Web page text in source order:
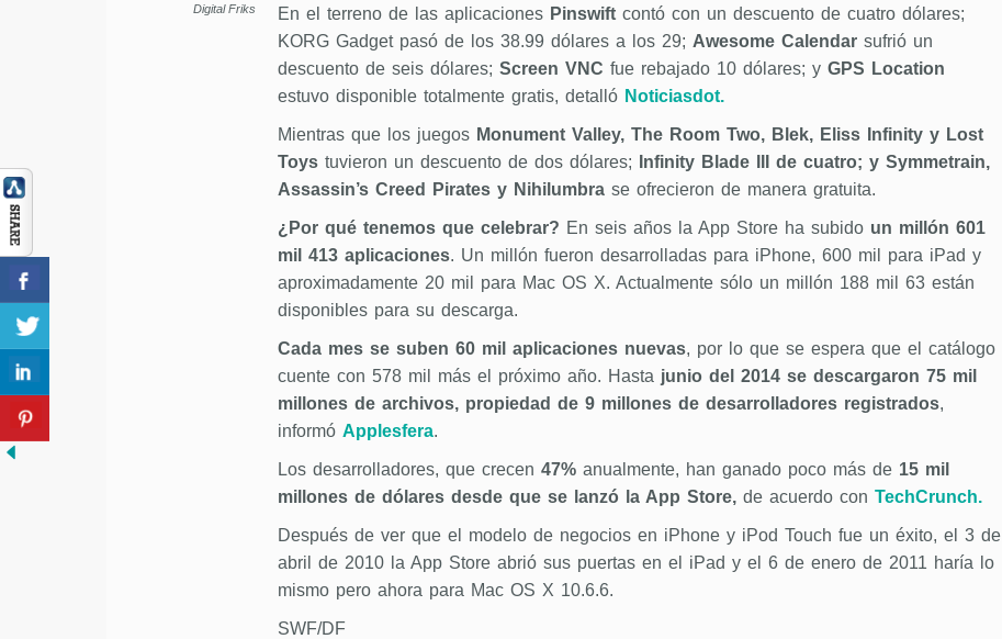
Digital Friks
En el terreno de las aplicaciones Pinswiftcontó con un descuento de cuatro dólares;
KORG Gadget pasó de los 38.99 dólares a los 29; Awesome Calendarsufrió un
descuento de seis dólares; Screen VNC fue rebajado 10 dólares; y GPS Location
estuvo disponible totalmente gratis, detalló Noticiasdot.
Mientras que los juegos Monument Valley, The Room Two, Blek, Eliss Infinity y Lost
Toystuvieron un descuento de dos dólares;
Infinity Blade III de cuatro; y Symmetrain,
Assassin’s Creed Pirates y Nihilumbrase ofrecieron de manera gratuita.
¿Por qué tenemos que celebrar? En seis años la App Store ha subido un millón 601
mil 413 aplicaciones. Un millón fueron desarrolladas para iPhone, 600 mil para iPad y
aproximadamente 20 mil para Mac OS X. Actualmente sólo un millón 188 mil 63 están
disponibles para su descarga.
Cada mes se suben 60 mil aplicaciones nuevas, por lo que se espera que el catálogo
cuente con 578 mil más el próximo año. Hasta junio del 2014 se descargaron 75 mil
millones de archivos, propiedad de 9 millones de desarrolladores registrados,
informó Applesfera.
Los desarrolladores, que crecen 47%anualmente, han ganado poco más de 15 mil
millones de dólares desde que se lanzó la App Store,de acuerdo con TechCrunch.
Después de ver que el modelo de negocios en iPhone y iPod Touch fue un éxito, el 3 de
abril de 2010 la App Store abrió sus puertas en el iPad y el 6 de enero de 2011 haría lo
mismo pero ahora para Mac OS X 10.6.6.
SWF/DF